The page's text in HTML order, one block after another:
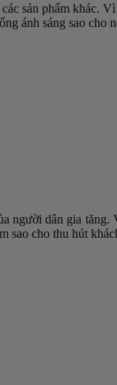
sản phẩm khác.
ánh sáng sao cho
người dân gia
sao cho thu hút